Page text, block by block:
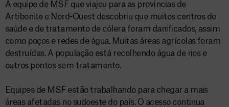
A equipe de MSF que viajou para as províncias de
Artibonite e Nord-Ouest descobriu que muitos centros de
saúde e de tratamento de cólera foram danificados, assim
como poços e redes de água. Muitas áreas agrícolas foram
destruídas. A população está recolhendo água de rios e
outros pontos sem tratamento.
Equipes de MSF estão trabalhando para chegar a mais
áreas afetadas no sudoeste do país. O acesso continua